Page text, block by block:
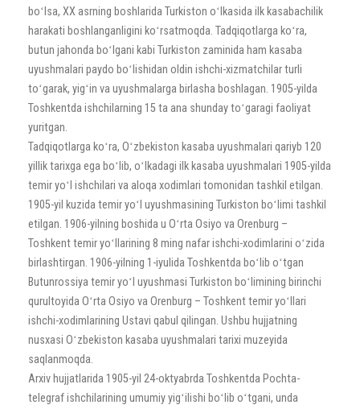
boʻlsa, XX asrning boshlarida Turkiston oʻlkasida ilk kasabachilik
harakati boshlanganligini koʻrsatmoqda. Tadqiqotlarga koʻra,
butun jahonda boʻlgani kabi Turkiston zaminida ham kasaba
uyushmalari paydo boʻlishidan oldin ishchi-xizmatchilar turli
toʻgarak, yigʻin va uyushmalarga birlasha boshlagan. 1905-yilda
Toshkentda ishchilarning 15 ta ana shunday toʻgaragi faoliyat
yuritgan.
Tadqiqotlarga koʻra, Oʻzbekiston kasaba uyushmalari qariyb 120
yillik tarixga ega boʻlib, oʻlkadagi ilk kasaba uyushmalari 1905-yilda
temir yoʻl ishchilari va aloqa xodimlari tomonidan tashkil etilgan.
1905-yil kuzida temir yoʻl uyushmasining Turkiston boʻlimi tashkil
etilgan. 1906-yilning boshida u Oʻrta Osiyo va Orenburg –
Toshkent temir yoʻllarining 8 ming nafar ishchi-xodimlarini oʻzida
birlashtirgan. 1906-yilning 1-iyulida Toshkentda boʻlib oʻtgan
Butunrossiya temir yoʻl uyushmasi Turkiston boʻlimining birinchi
qurultoyida Oʻrta Osiyo va Orenburg – Toshkent temir yoʻllari
ishchi-xodimlarining Ustavi qabul qilingan. Ushbu hujjatning
nusxasi Oʻzbekiston kasaba uyushmalari tarixi muzeyida
saqlanmoqda.
Arxiv hujjatlarida 1905-yil 24-oktyabrda Toshkentda Pochta-
telegraf ishchilarining umumiy yigʻilishi boʻlib oʻtgani, unda